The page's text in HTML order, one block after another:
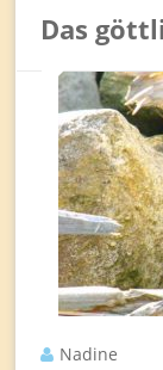
Das
Nadine